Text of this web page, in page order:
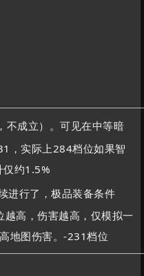
不成立）。可见在中等暗
，实际上284档位如果智
仅约1.5%
进行了，极品装备条件
高，伤害越高，仅模拟一
地图伤害。-231档位